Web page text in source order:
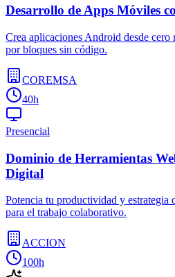
Desarrollo de Apps Móviles
Crea aplicaciones Android desde
por bloques sin código.
COREMSA
40h
Presencial
Dominio de Herramientas
Digital
Potencia tu productividad y estrategia
para el trabajo colaborativo.
ACCION
100h